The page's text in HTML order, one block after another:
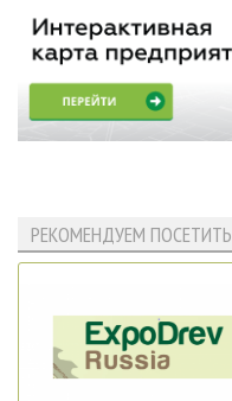
РЕКОМЕНДУЕМ ПОСЕТИТЬ